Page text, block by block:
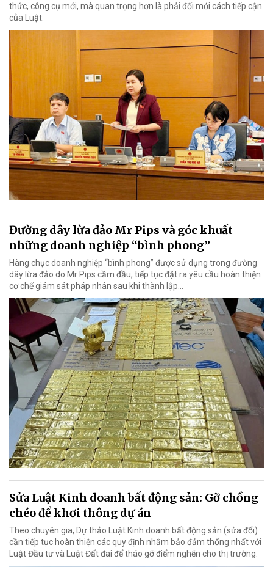
thức, công cụ mới, mà quan trọng hơn là phải đổi mới cách tiếp cận
của Luật.
Đường dây lừa đảo Mr Pips và góc khuất
những doanh nghiệp “bình phong”
Hàng chục doanh nghiệp “bình phong” được sử dụng trong đường
dây lừa đảo do Mr Pips cầm đầu, tiếp tục đặt ra yêu cầu hoàn thiện
cơ chế giám sát pháp nhân sau khi thành lập…
Sửa Luật Kinh doanh bất động sản: Gỡ chồng
chéo để khơi thông dự án
Theo chuyên gia, Dự thảo Luật Kinh doanh bất động sản (sửa đổi)
cần tiếp tục hoàn thiện các quy định nhằm bảo đảm thống nhất với
Luật Đầu tư và Luật Đất đai để tháo gỡ điểm nghẽn cho thị trường.